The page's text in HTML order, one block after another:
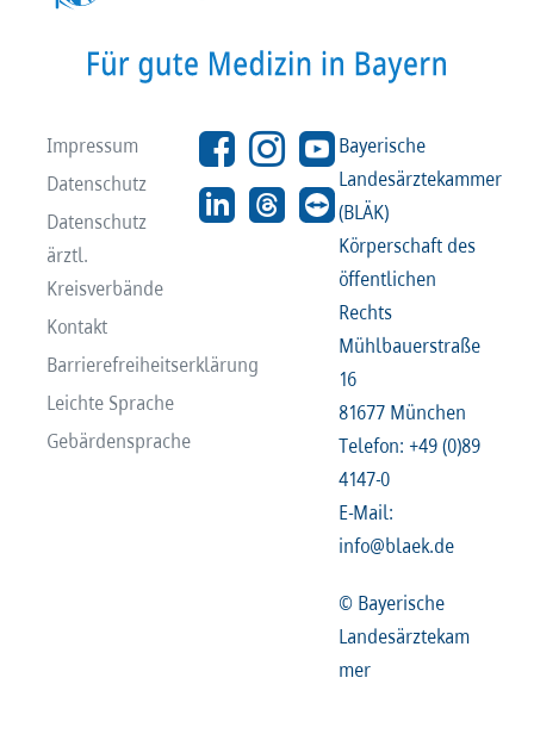
Impressum
Datenschutz
Datenschutz
ärztl.
Kreisverbände
Kontakt
Barrierefreiheitserklärung
Leichte Sprache
Gebärdensprache
Bayerische
Landesärztekammer
(BLÄK)
Körperschaft des
öffentlichen
Rechts
Mühlbauerstraße
16
81677 München
Telefon: +49 (0)89
4147-0
E-Mail:
info@blaek.de
© Bayerische
Landesärztekam
mer